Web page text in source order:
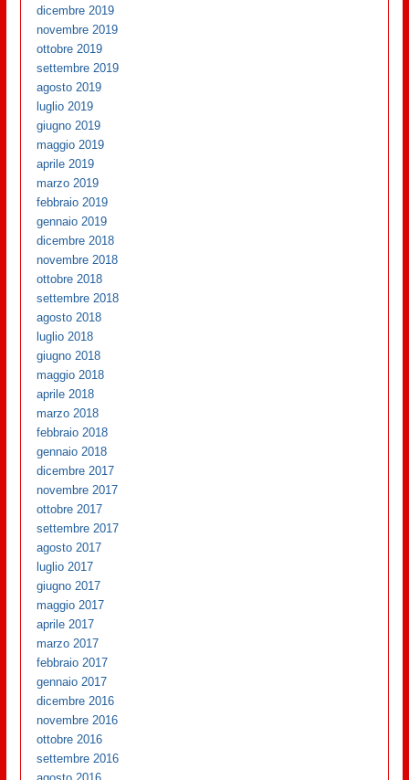
dicembre 2019
novembre 2019
ottobre 2019
settembre 2019
agosto 2019
luglio 2019
giugno 2019
maggio 2019
aprile 2019
marzo 2019
febbraio 2019
gennaio 2019
dicembre 2018
novembre 2018
ottobre 2018
settembre 2018
agosto 2018
luglio 2018
giugno 2018
maggio 2018
aprile 2018
marzo 2018
febbraio 2018
gennaio 2018
dicembre 2017
novembre 2017
ottobre 2017
settembre 2017
agosto 2017
luglio 2017
giugno 2017
maggio 2017
aprile 2017
marzo 2017
febbraio 2017
gennaio 2017
dicembre 2016
novembre 2016
ottobre 2016
settembre 2016